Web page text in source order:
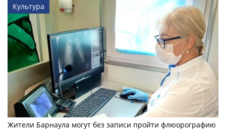
Культура
Жители Барнаула могут без записи пройти флюорографию